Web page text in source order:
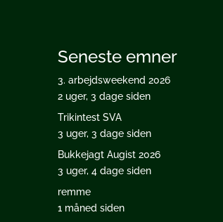
Seneste emner
3. arbejdsweekend 2026
2 uger, 3 dage siden
Trikintest SVA
3 uger, 3 dage siden
Bukkejagt Augist 2026
3 uger, 4 dage siden
remme
1 måned siden